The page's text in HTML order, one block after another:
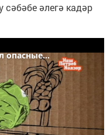
әлегә кадәр